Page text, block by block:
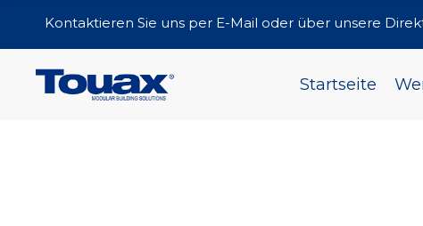
Kontaktieren Sie uns per E-Mail oder über unsere
Startseite